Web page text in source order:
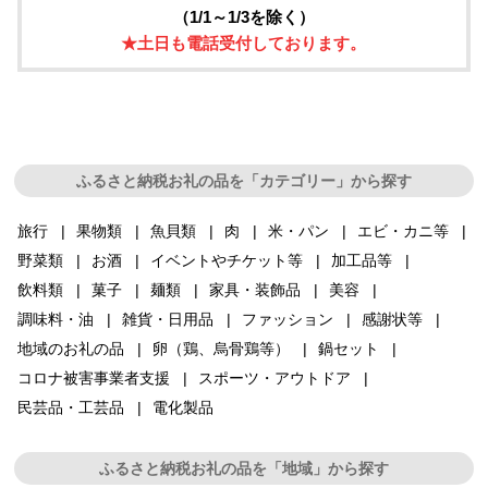
（1/1～1/3を除く）
★土日も電話受付しております。
ふるさと納税お礼の品を「カテゴリー」から探す
旅行 果物類 魚貝類 肉 米・パン
エビ・カニ等
野菜類
お酒 イベントやチケット等
加工品等
飲料類
菓子 麺類 家具・装飾品
美容
調味料・油
雑貨・日用品 ファッション
感謝状等
地域のお礼の品
卵（鶏、烏骨鶏等）
鍋セット
コロナ被害事業者支援
スポーツ・アウトドア
民芸品・工芸品
電化製品
ふるさと納税お礼の品を「地域」から探す